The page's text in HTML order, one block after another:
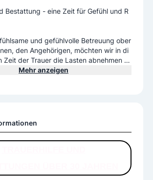
Bestattung - eine Zeit für Gefühl und R
und gefühlvolle Betreuung ober
den Angehörigen, möchten wir in di
Zeit der Trauer die Lasten abnehmen -
um Sie, um nötige Formalitäten und V
in Lechaschau bei Reutte
verpflichtet, Sie respektvoll und dennoc
durch alle Phasen der Trauer hin
Bewältigen Sie mit uns Ihre Trauer - wir
die Hand!
Mehr anzeigen